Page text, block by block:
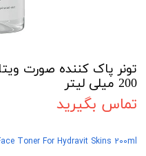
تونر پاک کننده صورت
200 میلی لیتر
تماس بگیرید
Toner For Hydravit Skins 200ml